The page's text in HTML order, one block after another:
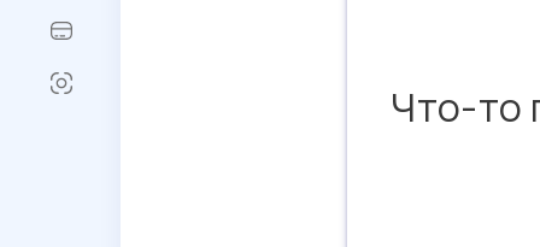
Что-то